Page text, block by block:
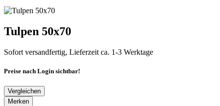
Tulpen 50x70
Sofort versandfertig, Lieferzeit ca. 1-3 Werktage
Preise nach Login sichtbar!
Vergleichen
Merken